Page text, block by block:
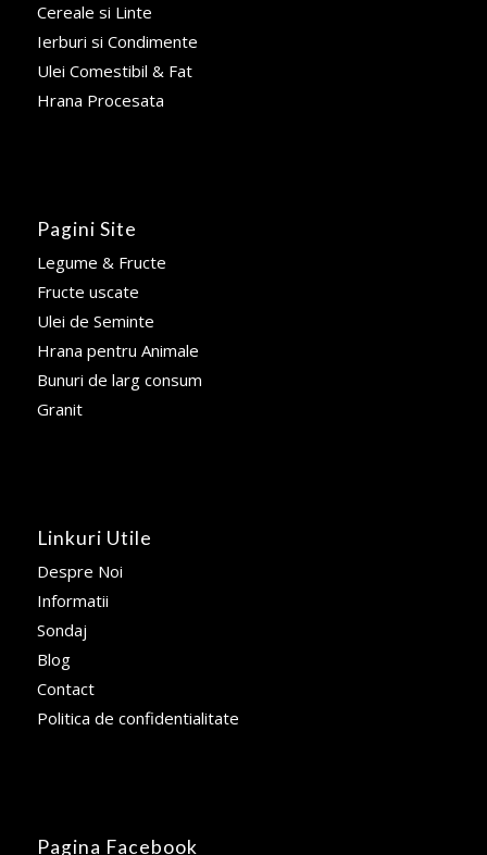
Cereale si Linte
Ierburi si Condimente
Ulei Comestibil & Fat
Hrana Procesata
Pagini Site
Legume & Fructe
Fructe uscate
Ulei de Seminte
Hrana pentru Animale
Bunuri de larg consum
Granit
Linkuri Utile
Despre Noi
Informatii
Sondaj
Blog
Contact
Politica de confidentialitate
Pagina Facebook